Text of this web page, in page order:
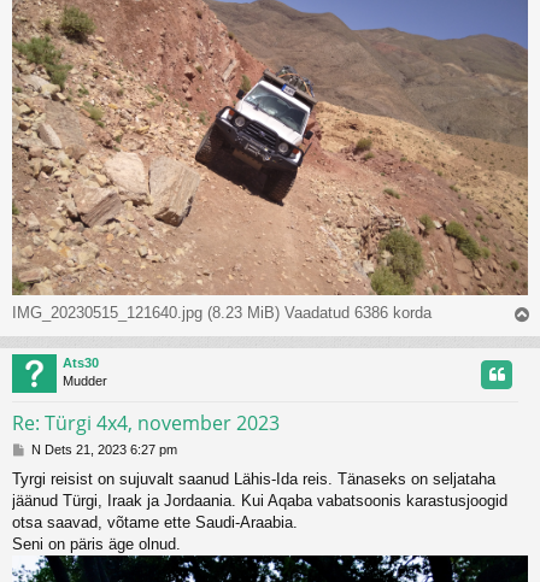
IMG_20230515_121640.jpg (8.23 MiB) Vaadatud 6386 korda
l
e
Ats30
Mudder
Re: Türgi 4x4, november 2023
P
s
t
i
t
s
N Dets 21, 2023 6:27 pm
Tyrgi reisist on sujuvalt saanud Lähis-Ida reis. Tänaseks on seljataha
jäänud Türgi, Iraak ja Jordaania. Kui Aqaba vabatsoonis karastusjoogid
otsa saavad, võtame ette Saudi-Araabia.
Seni on päris äge olnud.